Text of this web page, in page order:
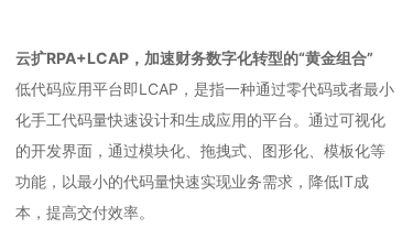
云扩RPA+LCAP，加速财务数字化转型的“黄金组合”
低代码应用平台即LCAP，是指一种通过零代码或者最小
化手工代码量快速设计和生成应用的平台。通过可视化
的开发界面，通过模块化、拖拽式、图形化、模板化等
功能，以最小的代码量快速实现业务需求，降低IT成
本，提高交付效率。